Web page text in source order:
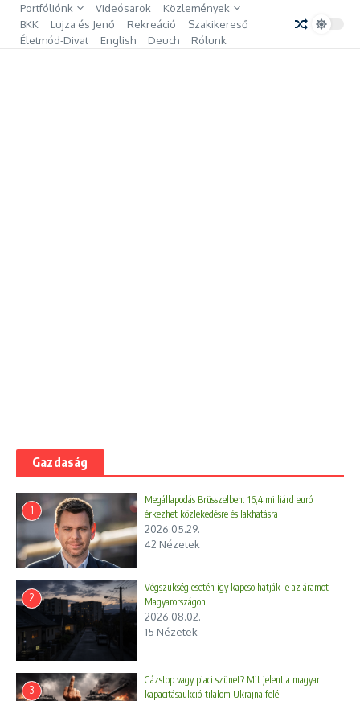
Ugrás a tartalomhoz
Portfóliónk Videósarok
Közlemények
BKK
Lujza és Jenő Rekreáció
Szakikereső
Életmód-Divat
English Deuch Rólunk
Gazdaság
1
Megállapodás Brüsszelben: 16,4 milliárd euró
érkezhet közlekedésre és lakhatásra
2026.05.29.
42 Nézetek
2
Végszükség esetén így kapcsolhatják le az áramot
Magyarországon
2026.08.02.
15 Nézetek
3
Gázstop vagy piaci szünet? Mit jelent a magyar
kapacitásaukció-tilalom Ukrajna felé